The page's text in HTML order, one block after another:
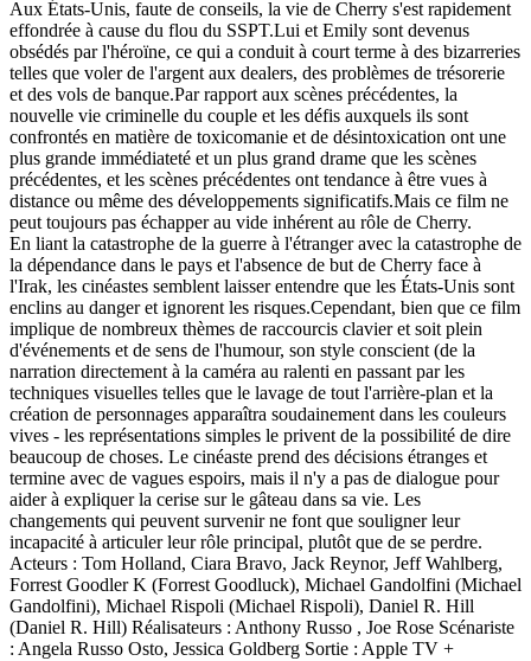
Aux États-Unis, faute de conseils, la vie de Cherry s'est rapidement
effondrée à cause du flou du SSPT.Lui et Emily sont devenus
obsédés par l'héroïne, ce qui a conduit à court terme à des bizarreries
telles que voler de l'argent aux dealers, des problèmes de trésorerie
et des vols de banque.Par rapport aux scènes précédentes, la
nouvelle vie criminelle du couple et les défis auxquels ils sont
confrontés en matière de toxicomanie et de désintoxication ont une
plus grande immédiateté et un plus grand drame que les scènes
précédentes, et les scènes précédentes ont tendance à être vues à
distance ou même des développements significatifs.Mais ce film ne
peut toujours pas échapper au vide inhérent au rôle de Cherry.
En liant la catastrophe de la guerre à l'étranger avec la catastrophe de
la dépendance dans le pays et l'absence de but de Cherry face à
l'Irak, les cinéastes semblent laisser entendre que les États-Unis sont
enclins au danger et ignorent les risques.Cependant, bien que ce film
implique de nombreux thèmes de raccourcis clavier et soit plein
d'événements et de sens de l'humour, son style conscient (de la
narration directement à la caméra au ralenti en passant par les
techniques visuelles telles que le lavage de tout l'arrière-plan et la
création de personnages apparaîtra soudainement dans les couleurs
vives - les représentations simples le privent de la possibilité de dire
beaucoup de choses. Le cinéaste prend des décisions étranges et
termine avec de vagues espoirs, mais il n'y a pas de dialogue pour
aider à expliquer la cerise sur le gâteau dans sa vie. Les
changements qui peuvent survenir ne font que souligner leur
incapacité à articuler leur rôle principal, plutôt que de se perdre.
Acteurs : Tom Holland, Ciara Bravo, Jack Reynor, Jeff Wahlberg,
Forrest Goodler K (Forrest Goodluck), Michael Gandolfini (Michael
Gandolfini), Michael Rispoli (Michael Rispoli), Daniel R. Hill
(Daniel R. Hill) Réalisateurs : Anthony Russo , Joe Rose Scénariste
: Angela Russo Osto, Jessica Goldberg Sortie : Apple TV +